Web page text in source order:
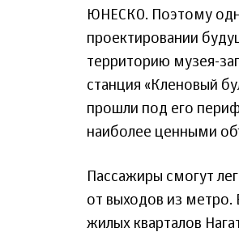
ЮНЕСКО. Поэтому
проектировании
территорию музея-
станция «Кленовый
прошли под его
наиболее ценными
Пассажиры смогут
от выходов из метро.
жилых кварталов